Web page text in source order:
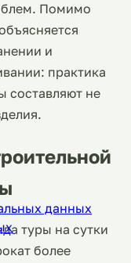
Помимо
и
практика
составляют не
туры на сутки
более
данных